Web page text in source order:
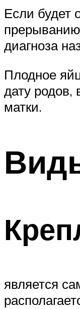
Если будет
диагноза
Плодное
дату родов,
матки.
является